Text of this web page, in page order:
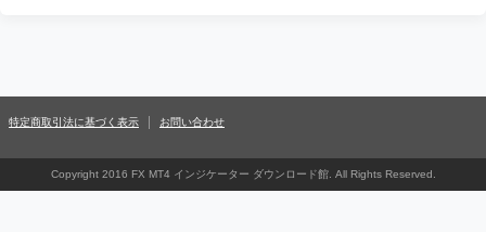
特定商取引法に基づく表示 お問い合わせ
Copyright 2016 FX MT4 インジケーター ダウンロード館. All Rights Reserved.